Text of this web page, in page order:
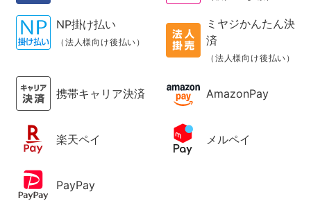
NP掛け払い
（法人様向け後払い）
ミヤジかんたん決
済
（法人様向け後払い）
携帯キャリア決済 AmazonPay
楽天ペイ メルペイ
PayPay